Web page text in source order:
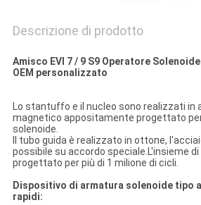
Descrizione di prodotto
Amisco EVI 7 / 9 S9 Operatore
OEM personalizzato
Lo stantuffo e il nucleo sono realizzati in
magnetico appositamente progettato
solenoide.
Il tubo guida è realizzato in ottone,
possibile su accordo speciale.L'insieme
progettato per più di 1 milione di cicli.
Dispositivo di armatura solenoide tipo
rapidi: